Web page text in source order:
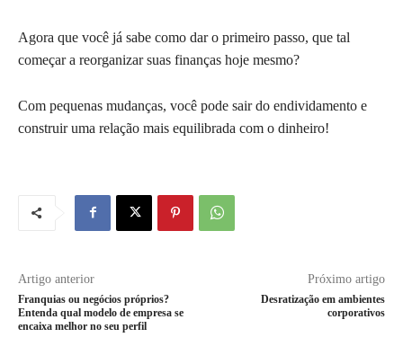
Agora que você já sabe como dar o primeiro passo, que tal
começar a reorganizar suas finanças hoje mesmo?
Com pequenas mudanças, você pode sair do endividamento e
construir uma relação mais equilibrada com o dinheiro!
Artigo anterior
Franquias ou negócios próprios?
Entenda qual modelo de empresa se
encaixa melhor no seu perfil
Próximo artigo
Desratização em ambientes
corporativos